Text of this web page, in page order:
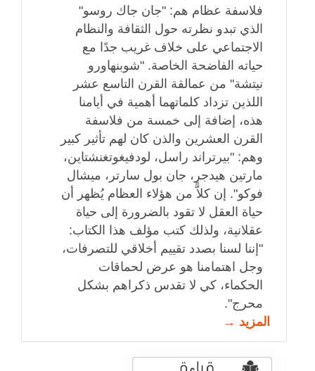
فلاسفة عظام هم: "جان جاك روسو"
الذي تبدو نظرته حول الثقافة والنظام
الاجتماعي على خلاف غريب جدًا مع
حياته الفاضحة الخاصة. "شوبنهاورو
نيتشة" من عمالقة القرن التاسع عشر
اللذين تزداد كلماتهما أهمية في أيامنا
هذه، إضافة إلى خمسة من فلاسفة
القرن العشرين والذن كان لهم تأثير كبير
وهم: "بيرتراند راسل، لودفيغوتغنشتاين،
مارتين هيدجر، جان بول سارتر، ميشال
فوكو". إن كلاًّ من هؤلاء العظام يُظهر أن
حياة العقل لا تقود بالضرورة إلى حياة
عقلانية، ولذلك كتب مؤلف هذا الكتاب:
"إننا لسنا بصدد تقييم أخلاقي للتصرفات،
وجل اهتمامنا هو عرض لحماقات
الحكماء، كي لا تقدس ذكراهم بشكل
محرج".
المزيد →